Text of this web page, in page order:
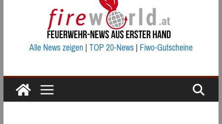
Alle News zeigen|TOP 20-News|Fiwo-Gutscheine